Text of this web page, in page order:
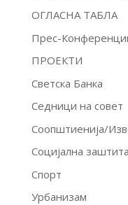
ОГЛАСНА ТАБЛА
Прес-
ПРОЕКТИ
Светска Банка
Седници на совет
Соопштиенија/
Социјална заштита
Спорт
Урбанизам